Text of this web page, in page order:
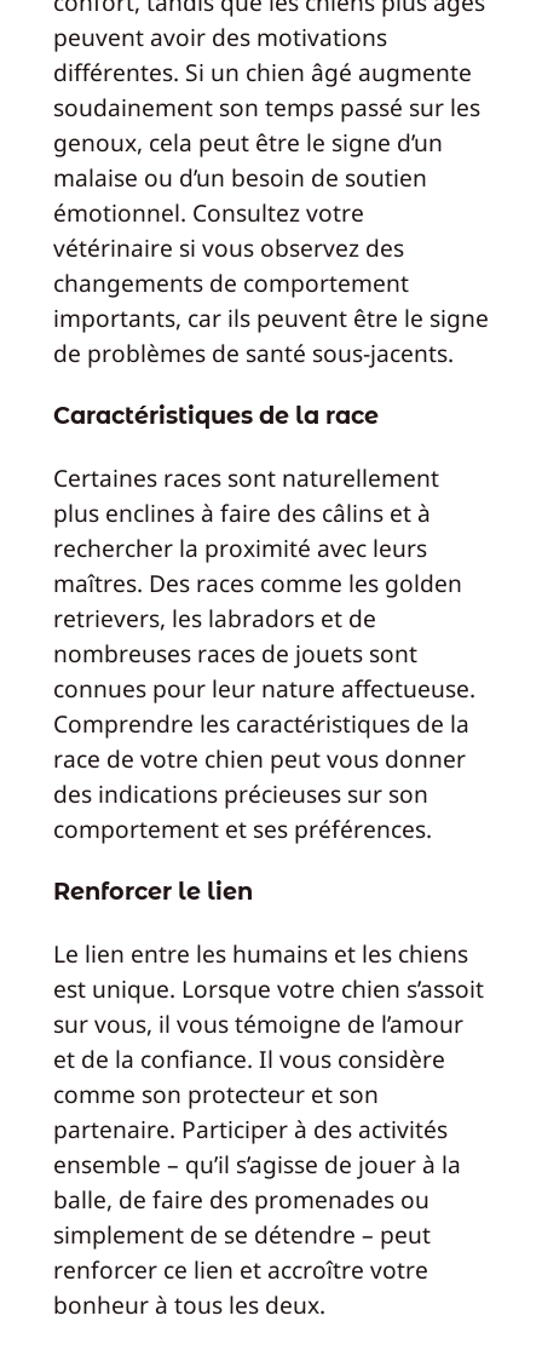
peuvent avoir des motivations
différentes. Si un chien âgé augmente
soudainement son temps passé sur les
genoux, cela peut être le signe d’un
malaise ou d’un besoin de soutien
émotionnel. Consultez votre
vétérinaire si vous observez des
changements de comportement
importants, car ils peuvent être le signe
de problèmes de santé sous-jacents.
Caractéristiques de la race
Certaines races sont naturellement
plus enclines à faire des câlins et à
rechercher la proximité avec leurs
maîtres. Des races comme les golden
retrievers, les labradors et de
nombreuses races de jouets sont
connues pour leur nature affectueuse.
Comprendre les caractéristiques de la
race de votre chien peut vous donner
des indications précieuses sur son
comportement et ses préférences.
Renforcer le lien
Le lien entre les humains et les chiens
est unique. Lorsque votre chien s’assoit
sur vous, il vous témoigne de l’amour
et de la confiance. Il vous considère
comme son protecteur et son
partenaire. Participer à des activités
ensemble – qu’il s’agisse de jouer à la
balle, de faire des promenades ou
simplement de se détendre – peut
renforcer ce lien et accroître votre
bonheur à tous les deux.